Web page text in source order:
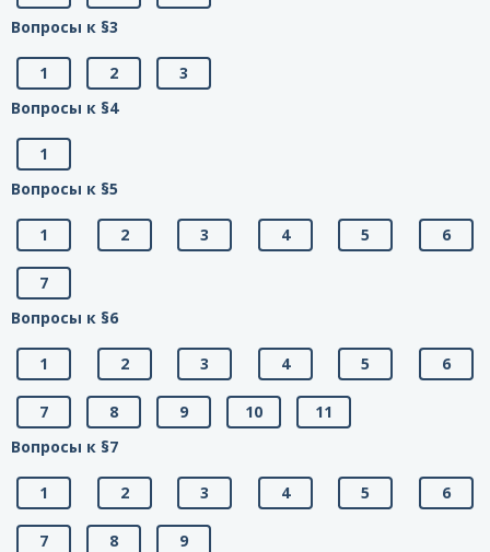
Вопросы к §3
1 2
3
Вопросы к §4
1
Вопросы к §5
1 2 3 4 5 6
7
Вопросы к §6
1 2 3 4 5 6
7 8 9 10
11
Вопросы к §7
1 2 3 4 5 6
7 8
9